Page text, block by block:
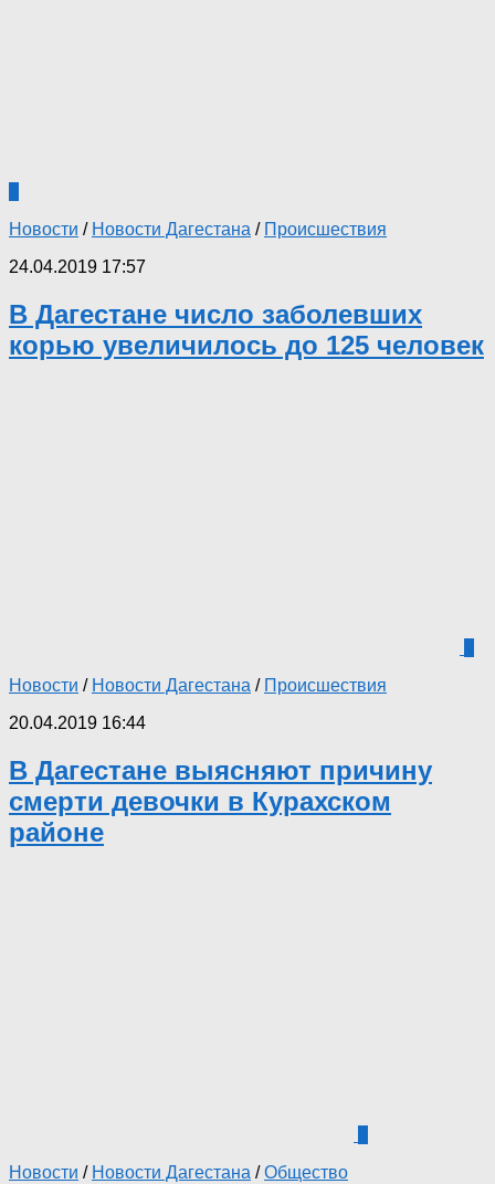
Новости / Новости Дагестана / Происшествия
24.04.2019 17:57
В Дагестане число заболевших
корью увеличилось до 125 человек
Новости / Новости Дагестана / Происшествия
20.04.2019 16:44
В Дагестане выясняют причину
смерти девочки в Курахском
районе
Новости / Новости Дагестана /Общество